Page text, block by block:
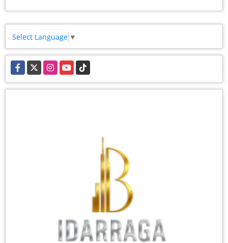
Select Language ▼
Facebook
X InstagramYouTubeTikTok